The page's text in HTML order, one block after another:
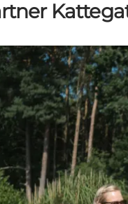
udleje dit